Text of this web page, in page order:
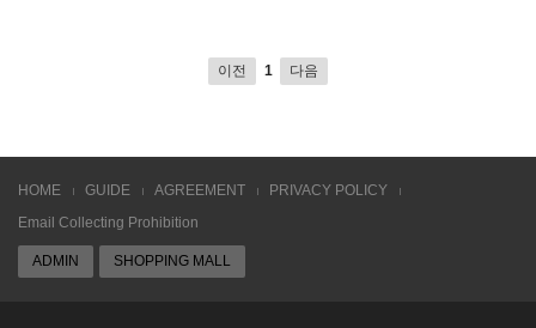
이전 1 다음
HOME GUIDE AGREEMENT
PRIVACY POLICY
Email Collecting Prohibition
ADMIN SHOPPING MALL